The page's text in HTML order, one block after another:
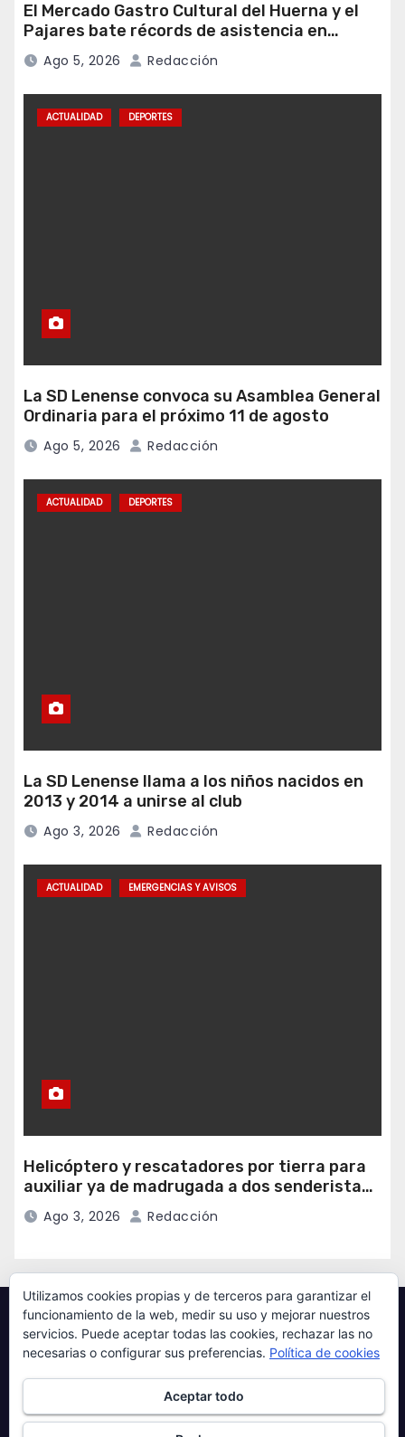
El Mercado Gastro Cultural del Huerna y el
Pajares bate récords de asistencia en
Campomanes
Ago 5, 2026 Redacción
ACTUALIDAD DEPORTES
La SD Lenense convoca su Asamblea General
Ordinaria para el próximo 11 de agosto
Ago 5, 2026 Redacción
ACTUALIDAD DEPORTES
La SD Lenense llama a los niños nacidos en
2013 y 2014 a unirse al club
Ago 3, 2026 Redacción
ACTUALIDAD EMERGENCIAS Y AVISOS
Helicóptero y rescatadores por tierra para
auxiliar ya de madrugada a dos senderistas
desorientados en Las Ubiñas
Ago 3, 2026 Redacción
Queda terminantemente prohibida la reproducción
total o parcial de los contenidos ofrecidos a través
de este medio, salvo autorización expresa de
Producciones Audiovisuales El Guaje Visuals. Así
Utilizamos cookies propias y de terceros para garantizar el
funcionamiento de la web, medir su uso y mejorar nuestros
servicios. Puede aceptar todas las cookies, rechazar las no
necesarias o configurar sus preferencias. Política de cookies
Aceptar todo